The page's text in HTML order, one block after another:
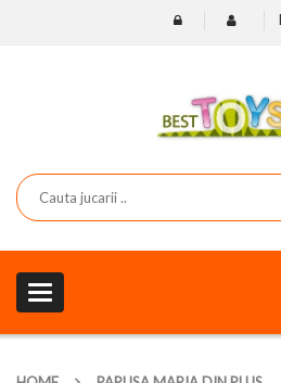
Toggle
navigation